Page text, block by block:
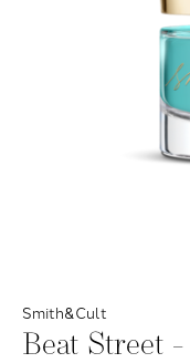
Smith&Cult
Beat Street -